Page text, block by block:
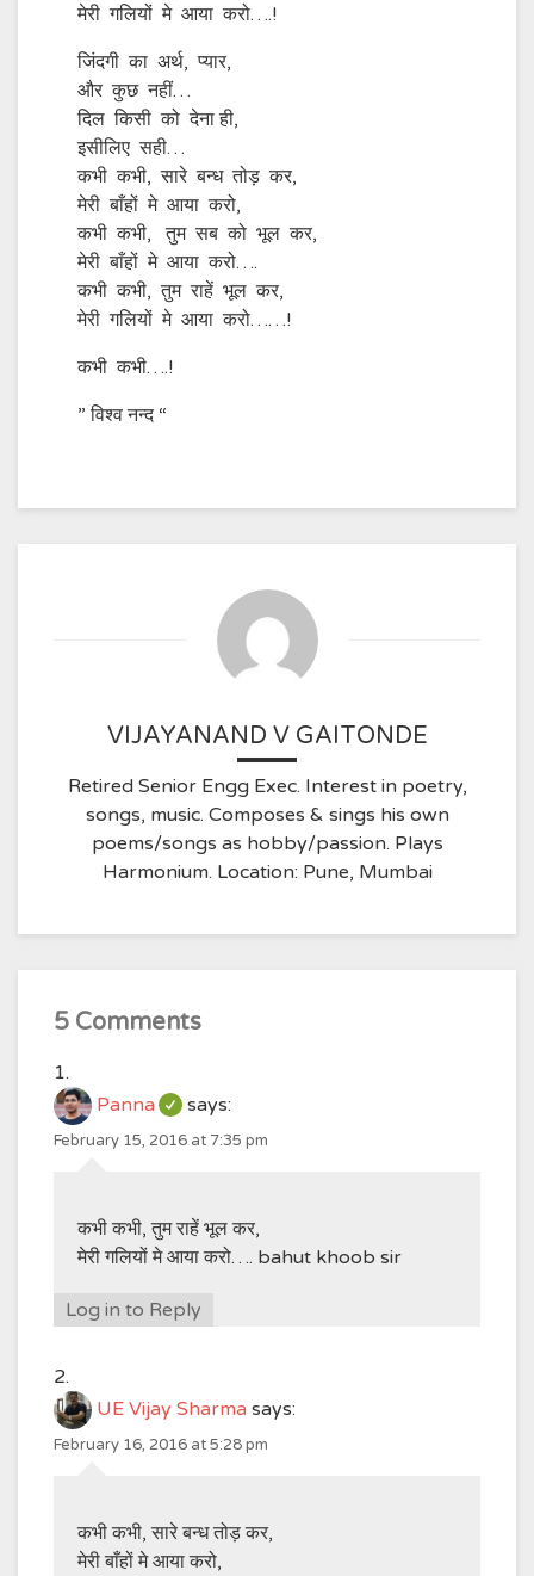
मेरी गलियों मे आया करो….!
जिंदगी का अर्थ, प्यार,
और कुछ नहीं…
दिल किसी को देना ही,
इसीलिए सही…
कभी कभी, सारे बन्ध तोड़ कर,
मेरी बाँहों मे आया करो,
कभी कभी, तुम सब को भूल कर,
मेरी बाँहों मे आया करो….
कभी कभी, तुम राहें भूल कर,
मेरी गलियों मे आया करो……!
कभी कभी….!
” विश्व नन्द “
VIJAYANAND V GAITONDE
Retired Senior Engg Exec. Interest in poetry,
songs, music. Composes & sings his own
poems/songs as hobby/passion. Plays
Harmonium. Location: Pune, Mumbai
5 Comments
Panna says:
February 15, 2016 at 7:35 pm
कभी कभी, तुम राहें भूल कर,
मेरी गलियों मे आया करो…. bahut khoob sir
Log in to Reply
UE Vijay Sharma says:
February 16, 2016 at 5:28 pm
कभी कभी, सारे बन्ध तोड़ कर,
मेरी बाँहों मे आया करो,